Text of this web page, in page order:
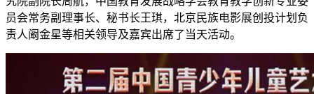
员会常务副理事长、秘书长王琪，北京民族电影展创投计划负
责人阚金星等相关领导及嘉宾出席了当天活动。